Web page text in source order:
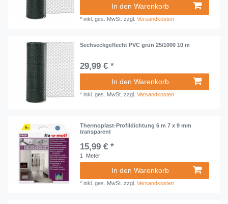
In den Warenkorb
*inkl. ges. MwSt. zzgl.Versandkosten
Sechseckgeflecht PVC grün 25/1000 10 m
29,99 € *
In den Warenkorb
*inkl. ges. MwSt. zzgl.Versandkosten
Thermoplast-Profildichtung 6 m 7 x 9 mm
transparent
15,99 € *
1 Meter
In den Warenkorb
*inkl. ges. MwSt. zzgl.Versandkosten